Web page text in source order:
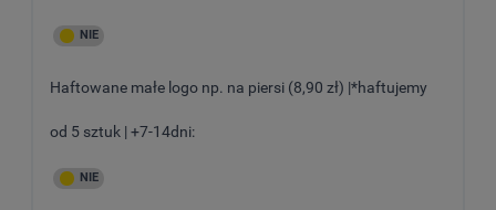
Haftowane małe logo np. na piersi (8,90 zł) |*haftujemy
od 5 sztuk | +7-14dni: